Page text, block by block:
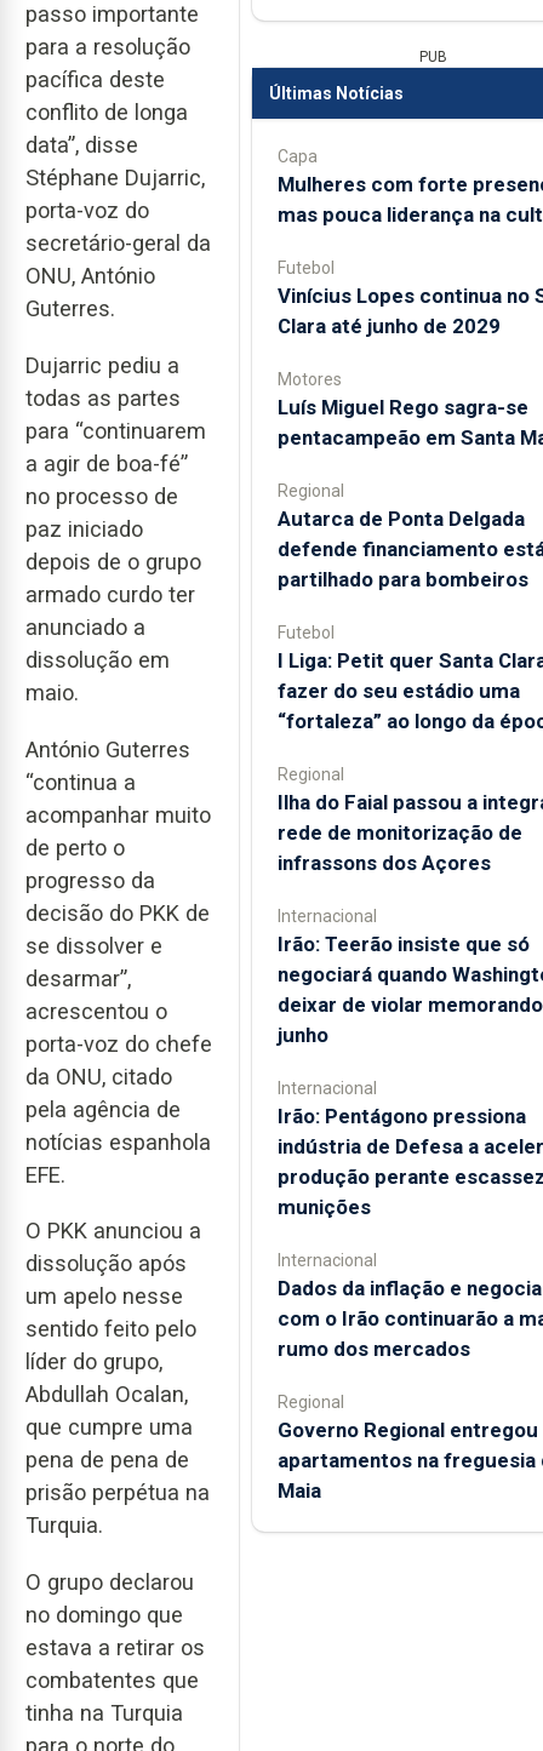
passo importante
para a resolução
pacífica deste
conflito de longa
data”, disse
Stéphane Dujarric,
porta-voz do
secretário-geral da
ONU, António
Guterres.
Dujarric pediu a
todas as partes
para “continuarem
a agir de boa-fé”
no processo de
paz iniciado
depois de o grupo
armado curdo ter
anunciado a
dissolução em
maio.
António Guterres
“continua a
acompanhar muito
de perto o
progresso da
decisão do PKK de
se dissolver e
desarmar”,
acrescentou o
porta-voz do chefe
da ONU, citado
pela agência de
notícias espanhola
EFE.
O PKK anunciou a
dissolução após
um apelo nesse
sentido feito pelo
líder do grupo,
Abdullah Ocalan,
que cumpre uma
pena de pena de
prisão perpétua na
Turquia.
O grupo declarou
no domingo que
estava a retirar os
combatentes que
tinha na Turquia
para o norte do
PUB
Últimas Notícias
Capa
Mulheres com forte
mas pouca liderança na
Futebol
Vinícius Lopes continua no
Clara até junho de 2029
Motores
Luís Miguel Rego sagra-se
pentacampeão em Santa
Regional
Autarca de Ponta Delgada
defende financiamento
partilhado para bombeiros
Futebol
I Liga: Petit quer Santa
fazer do seu estádio uma
“fortaleza” ao longo da
Regional
Ilha do Faial passou a
rede de monitorização de
infrassons dos Açores
Internacional
Irão: Teerão insiste que só
negociará quando
deixar de violar
junho
Internacional
Irão: Pentágono pressiona
indústria de Defesa a
produção perante
munições
Internacional
Dados da inflação e
com o Irão continuarão a
rumo dos mercados
Regional
Governo Regional entregou
apartamentos na freguesia
Maia